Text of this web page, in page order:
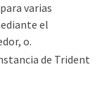
varias
el
o.
de Trident